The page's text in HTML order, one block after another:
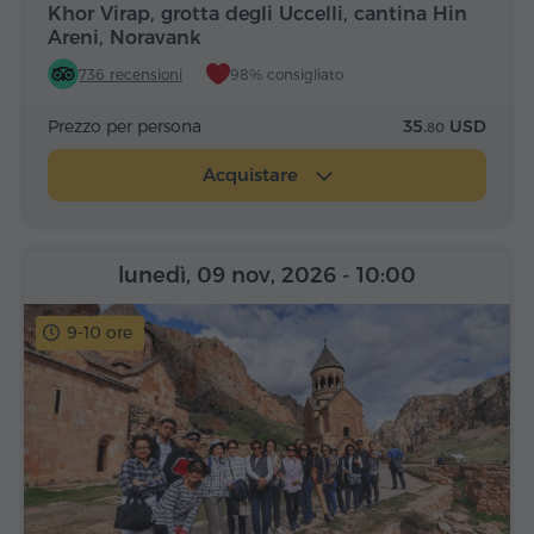
Khor Virap, grotta degli Uccelli, cantina Hin
Areni, Noravank
736 recensioni 98% consigliato
Prezzo per persona 35.80 USD
Acquistare
9-10 ore
lunedì, 09 nov, 2026 - 10:00